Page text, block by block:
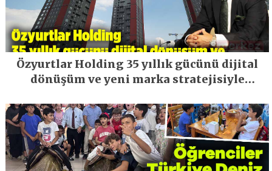
Özyurtlar Holding 35 yıllık gücünü dijital
dönüşüm ve yeni marka stratejisiyle